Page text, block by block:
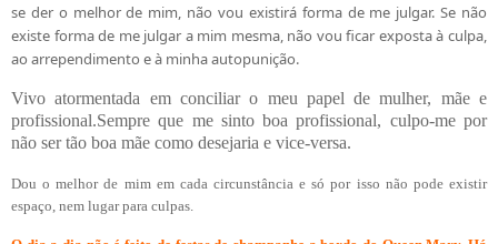
se der o melhor de mim, não vou existirá forma de me julgar. Se não
existe forma de me julgar a mim mesma, não vou ficar exposta à culpa,
ao arrependimento e à minha autopunição.
Vivo atormentada em conciliar o meu papel de mulher, mãe e
profissional.Sempre que me sinto boa profissional, culpo-me por
não ser tão boa mãe como desejaria e vice-versa.
Dou o melhor de mim em cada circunstância e só por isso não pode existir
espaço, nem lugar para culpas.